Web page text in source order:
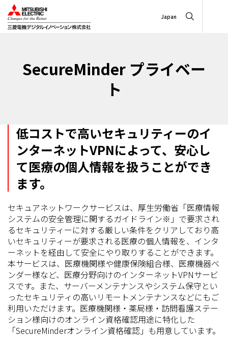
Japan
SecureMinder プライベー
ト
低コストで高いセキュリティーのイ
ンターネットVPNによって、安心し
て医療の個人情報を扱うことができ
ます。
セキュアネットワークサービスは、厚生労働省「医療情報
システムの安全管理に関するガイドライン※」で要求され
るセキュリティーに対する厳しい条件をクリアしており高
いセキュリティーが要求される医療の個人情報を、インタ
ーネットを経由して安全にやり取りすることができます。
本サービスは、医療機関様や健康保険組合様、医療機器ベ
ンダー様など、医療分野向けのインターネットVPNサービ
スです。また、サーバーメンテナンスやシステム保守とい
ったセキュリティの高いリモートメンテナンスなどにもご
利用いただけます。医療機関様・薬局様・訪問看護ステー
ション様向けのオンライン資格確認用途に特化した
「SecureMinderオンライン資格確認」も用意しています。